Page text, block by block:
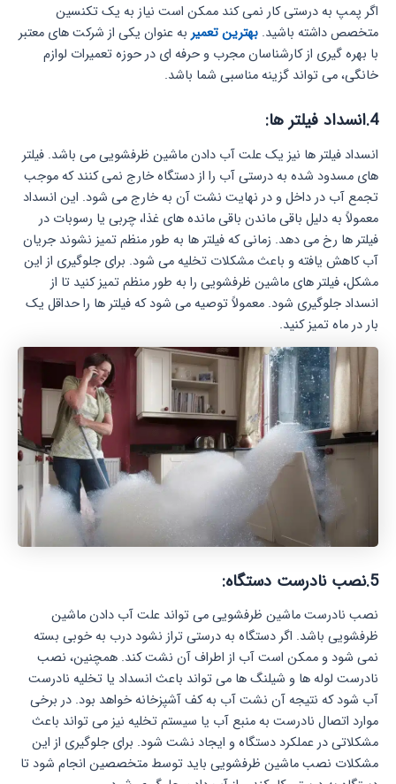
اگر پمپ به درستی کار نمی‌ کند ممکن است نیاز به یک تکنسین
متخصص داشته باشید. بهترین تعمیربه عنوان یکی از شرکت های معتبر
با بهره گیری از کارشناسان مجرب و حرفه ای در حوزه تعمیرات لوازم
خانگی، می تواند گزینه مناسبی شما باشد.
4.انسداد فیلتر ها:
انسداد فیلتر ها نیز یک علت آب دادن ماشین ظرفشویی می باشد. فیلتر
های مسدود شده به درستی آب را از دستگاه خارج نمی‌ کنند که موجب
تجمع آب در داخل و در نهایت نشت آن به خارج می‌ شود. این انسداد
معمولاً به دلیل باقی‌ ماندن باقی‌ مانده‌ های غذا، چربی یا رسوبات در
فیلتر ها رخ می‌ دهد. زمانی که فیلتر ها به طور منظم تمیز نشوند جریان
آب کاهش یافته و باعث مشکلات تخلیه می‌ شود. برای جلوگیری از این
مشکل، فیلتر های ماشین ظرفشویی را به طور منظم تمیز کنید تا از
انسداد جلوگیری شود. معمولاً توصیه می‌ شود که فیلتر ها را حداقل یک
بار در ماه تمیز کنید.
5.نصب نادرست دستگاه:
نصب نادرست ماشین ظرفشویی می‌ تواند علت آب دادن ماشین
ظرفشویی باشد. اگر دستگاه به درستی تراز نشود درب به خوبی بسته
نمی‌ شود و ممکن است آب از اطراف آن نشت کند. همچنین، نصب
نادرست لوله‌ ها و شیلنگ‌ ها می‌ تواند باعث انسداد یا تخلیه نادرست
آب شود که نتیجه آن نشت آب به کف آشپزخانه خواهد بود. در برخی
موارد اتصال نادرست به منبع آب یا سیستم تخلیه نیز می‌ تواند باعث
مشکلاتی در عملکرد دستگاه و ایجاد نشت شود. برای جلوگیری از این
مشکلات نصب ماشین ظرفشویی باید توسط متخصصین انجام شود تا